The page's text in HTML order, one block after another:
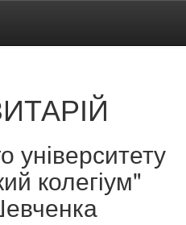
університету
колегіум"